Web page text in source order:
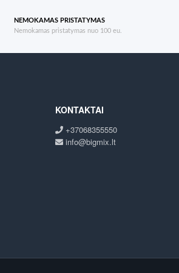
NEMOKAMAS PRISTATYMAS
Nemokamas pristatymas nuo 100 eu.
KONTAKTAI
+37068355550
info@bigmix.lt